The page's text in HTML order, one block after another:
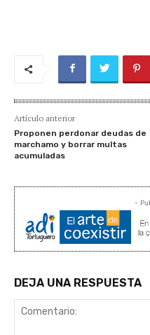
Artículo anterior
Proponen perdonar deudas de
marchamo y borrar multas
acumuladas
-
DEJA UNA RESPUESTA